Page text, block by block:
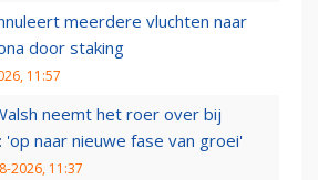
meerdere vluchten naar
door staking
11:57
neemt het roer over bij
'op naar nieuwe fase van groei'
2026, 11:37